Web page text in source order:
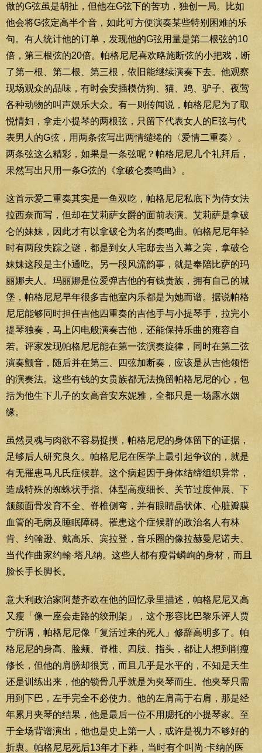
做的G弦虽是胡扯，但他在G弦下的苦功，独创一局。比如
他会将G弦定高半个音，如此可方便演奏某些特别困难的乐
句。有人统计他的订单，发现他的G弦用量是第二根弦的10
倍，第三根弦的20倍。帕格尼尼喜欢略施断弦的小把戏，断
了第一根、第二根、第三根，依旧能继续演奏下去。他观察
现场观众的品味，有时会安插模仿狗、猫、鸡、驴子、夜莺
各种动物的叫声娱乐大众。有一则传闻说，帕格尼尼为了取
悦情妇，拿走小提琴的两根弦，只留下代表女人的E弦与代
表男人的G弦，用两条弦写出两情缱绻的〈爱情二重奏〉。
两条弦这么精彩，如果是一条弦呢？帕格尼尼几个礼拜后，
果然写出只用一条G弦的《拿破仑奏鸣曲》。
这首示爱二重奏其实是一鱼双吃，帕格尼尼私底下为侍女法
拉西奈而写，但却在艾莉萨女爵的面前表演。艾莉萨是拿破
仑的妹妹，因此才有以拿破仑为名的奏鸣曲。帕格尼尼年轻
时有两段失踪之谜，都是到女人宅邸去当入幕之宾，拿破仑
妹妹这段是主仆通吃。另一段风流韵事，就是奉陪比萨的玛
丽娜夫人。玛丽娜是位爱弹吉他的有钱贵族，拥有自己的城
堡，帕格尼尼早年很多吉他室内乐都是为她而谱。据说帕格
尼尼能够同时担任吉他四重奏的吉他手与小提琴手，拉完小
提琴独奏，马上闪电般演奏吉他，还能保持乐曲的雍容自
若。评家发现帕格尼尼能在第一弦演奏旋律，同时在第二弦
演奏颤音，随后并在第三、四弦加断奏，应该是从吉他领悟
的演奏法。这些有钱的女贵族都无法挽留帕格尼尼的心，包
括为他生下儿子的女高音安东妮雅，全都只是一场露水姻
缘。
虽然灵魂与肉欲不容易捉摸，帕格尼尼的身体留下的证据，
足够后人研究良久。帕格尼尼在医学上最引起争议的，就是
有无罹患马凡氏症候群。这个病起因于身体结缔组织异常，
造成特殊的蜘蛛状手指、体型高瘦细长、关节过度伸展、下
颔颜面骨发育不全、脊椎侧弯，并有眼睛晶状体、心脏瓣膜
血管的毛病及睡眠障碍。罹患这个症候群的政治名人有林
肯、约翰逊、戴高乐、宾拉登，音乐圈的像拉赫曼尼诺夫、
当代作曲家约翰·塔凡纳。这些人都有瘦骨嶙峋的身材，而且
脸长手长脚长。
意大利政治家阿楚齐欧在他的回忆录里描述，帕格尼尼又高
又瘦「像一座会走路的绞刑架」，这个形容比巴黎乐评人贾
宁所谓，帕格尼尼像「复活过来的死人」修辞高明多了。帕
格尼尼的身高、脸颊、脊椎、四肢、指头，都让人想到削瘦
修长，但他的肩膀却很宽，而且几乎是水平的，不知是天生
还是训练出来，他的锁骨几乎就是为夹琴而生。他夹琴只需
用到下巴，左手完全不必使力。他的左肩高于右肩，那是经
年累月夹琴的结果，他是最后一位不用腮托的小提琴家。至
于全场背谱演出，他也是史上第一人，或许是视力不够好的
折衷。帕格尼尼死后13年才下葬，当时有个叫尚·卡纳的医